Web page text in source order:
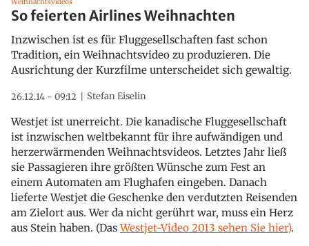
So feierten Airlines Weihnachten
Inzwischen ist es für Fluggesellschaften fast schon
Tradition, ein Weihnachtsvideo zu produzieren. Die
Ausrichtung der Kurzfilme unterscheidet sich gewaltig.
26.12.14 - 09:12 Stefan Eiselin
Westjet ist unerreicht. Die kanadische Fluggesellschaft
ist inzwischen weltbekannt für ihre aufwändigen und
herzerwärmenden Weihnachtsvideos. Letztes Jahr ließ
sie Passagieren ihre größten Wünsche zum Fest an
einem Automaten am Flughafen eingeben. Danach
lieferte Westjet die Geschenke den verdutzten Reisenden
am Zielort aus. Wer da nicht gerührt war, muss ein Herz
aus Stein haben. (DasWestjet-Video 2013 sehen Sie hier).